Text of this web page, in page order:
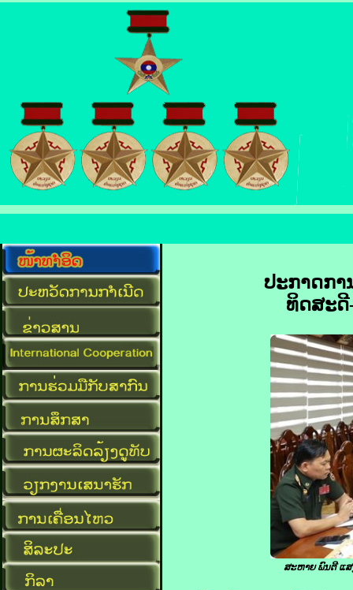
ປະກາດກາ
ທິດສະດີ
ສະຫາຍ ພົນຕີ ແສ